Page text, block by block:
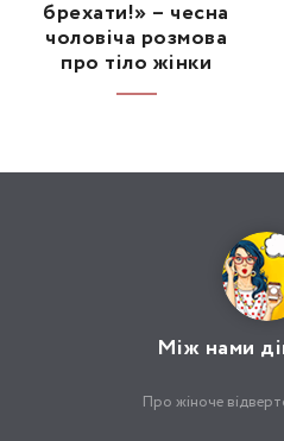
брехати!» – чесна
чоловіча розмова
про тіло жінки
Між нами
Про жіноче